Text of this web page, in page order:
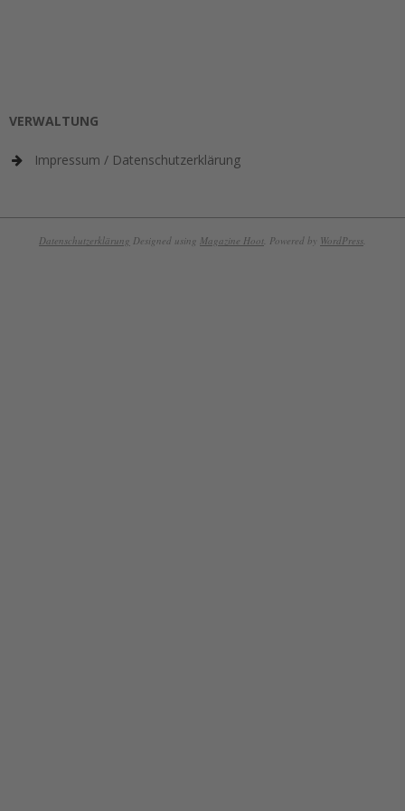
VERWALTUNG
Impressum / Datenschutzerklärung
Datenschutzerklärung Designed using Magazine Hoot. Powered by WordPress.